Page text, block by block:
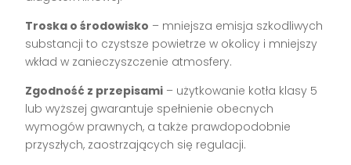
Troska o środowisko – mniejsza emisja szkodliwych
substancji to czystsze powietrze w okolicy i mniejszy
wkład w zanieczyszczenie atmosfery.
Zgodność z przepisami – użytkowanie kotła klasy 5
lub wyższej gwarantuje spełnienie obecnych
wymogów prawnych, a także prawdopodobnie
przyszłych, zaostrzających się regulacji.